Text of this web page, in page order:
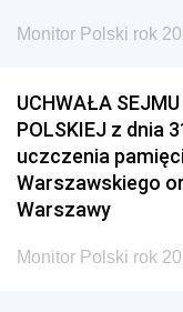
Monitor Polski rok
UCHWAŁA
POLSKIEJ z dnia
uczczenia
Warszawskiego
Warszawy
Monitor Polski rok